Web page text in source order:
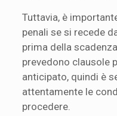
Tuttavia, è
penali se si recede
prima della
prevedono clausole
anticipato, quindi è
attentamente le
procedere.